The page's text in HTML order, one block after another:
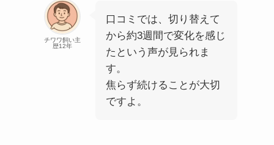
チワワ飼い主
歴12年
口コミでは、切り替えて
から約3週間で変化を感じ
たという声が見られま
す。
焦らず続けることが大切
ですよ。